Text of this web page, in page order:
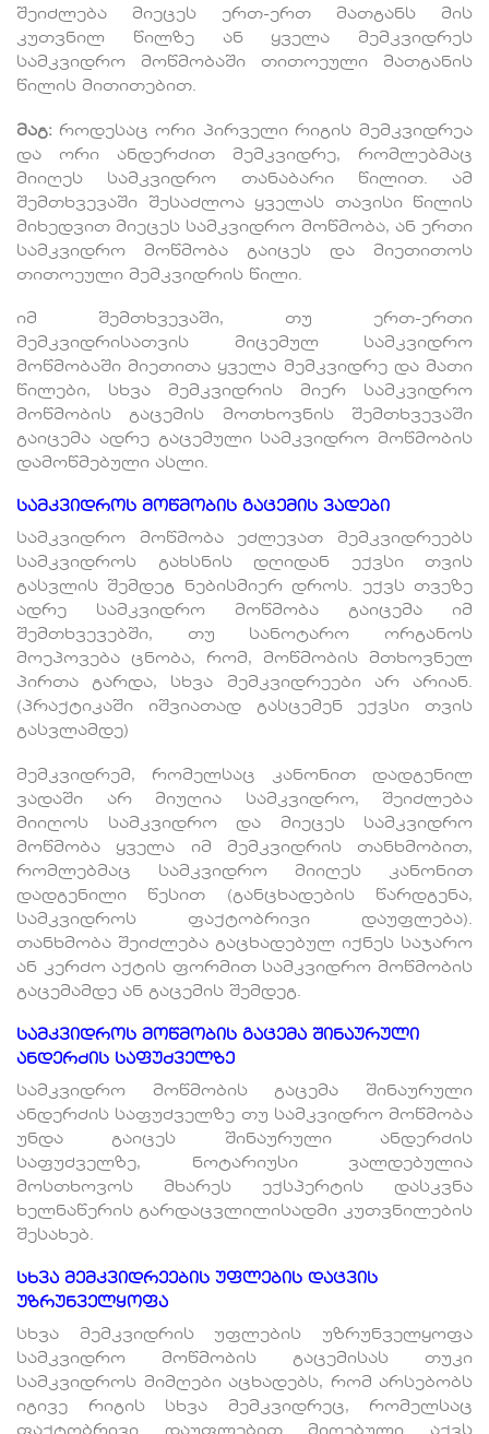
შეიძლება მიეცეს ერთ-ერთ მათგანს მის
კუთვნილ წილზე ან ყველა მემკვიდრეს
სამკვიდრო მოწმობაში თითოეული მათგანის
წილის მითითებით.
მაგ: როდესაც ორი პირველი რიგის მემკვიდრეა
და ორი ანდერძით მემკვიდრე, რომლებმაც
მიიღეს სამკვიდრო თანაბარი წილით. ამ
შემთხვევაში შესაძლოა ყველას თავისი წილის
მიხედვით მიეცეს სამკვიდრო მოწმობა, ან ერთი
სამკვიდრო მოწმობა გაიცეს და მიეთითოს
თითოეული მემკვიდრის წილი.
იმ შემთხვევაში, თუ ერთ-ერთი
მემკვიდრისათვის მიცემულ სამკვიდრო
მოწმობაში მიეთითა ყველა მემკვიდრე და მათი
წილები, სხვა მემკვიდრის მიერ სამკვიდრო
მოწმობის გაცემის მოთხოვნის შემთხვევაში
გაიცემა ადრე გაცემული სამკვიდრო მოწმობის
დამოწმებული ასლი.
სამკვიდროს მოწმობის გაცემის ვადები
სამკვიდრო მოწმობა ეძლევათ მემკვიდრეებს
სამკვიდროს გახსნის დღიდან ექვსი თვის
გასვლის შემდეგ ნებისმიერ დროს. ექვს თვეზე
ადრე სამკვიდრო მოწმობა გაიცემა იმ
შემთხვევებში, თუ სანოტარო ორგანოს
მოეპოვება ცნობა, რომ, მოწმობის მთხოვნელ
პირთა გარდა, სხვა მემკვიდრეები არ არიან.
(პრაქტიკაში იშვიათად გასცემენ ექვსი თვის
გასვლამდე)
მემკვიდრემ, რომელსაც კანონით დადგენილ
ვადაში არ მიუღია სამკვიდრო, შეიძლება
მიიღოს სამკვიდრო და მიეცეს სამკვიდრო
მოწმობა ყველა იმ მემკვიდრის თანხმობით,
რომლებმაც სამკვიდრო მიიღეს კანონით
დადგენილი წესით (განცხადების წარდგენა,
სამკვიდროს ფაქტობრივი დაუფლება).
თანხმობა შეიძლება გაცხადებულ იქნეს საჯარო
ან კერძო აქტის ფორმით სამკვიდრო მოწმობის
გაცემამდე ან გაცემის შემდეგ.
სამკვიდროს მოწმობის გაცემა შინაურული
ანდერძის საფუძველზე
სამკვიდრო მოწმობის გაცემა შინაურული
ანდერძის საფუძველზე თუ სამკვიდრო მოწმობა
უნდა გაიცეს შინაურული ანდერძის
საფუძველზე, ნოტარიუსი ვალდებულია
მოსთხოვოს მხარეს ექსპერტის დასკვნა
ხელნაწერის გარდაცვლილისადმი კუთვნილების
შესახებ.
სხვა მემკვიდრეების უფლების დაცვის
უზრუნველყოფა
სხვა მემკვიდრის უფლების უზრუნველყოფა
სამკვიდრო მოწმობის გაცემისას თუკი
სამკვიდროს მიმღები აცხადებს, რომ არსებობს
იგივე რიგის სხვა მემკვიდრეც, რომელსაც